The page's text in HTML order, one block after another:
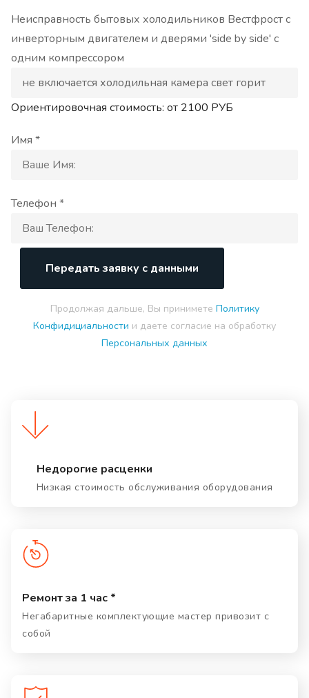
Неисправность бытовых холодильников Вестфрост с
инверторным двигателем и дверями 'side by side' с
одним компрессором
Ориентировочная стоимость: от 2100 РУБ
Имя *
Телефон *
Передать заявку с данными
Продолжая дальше, Вы принимете Политику
Конфидициальности и даете согласие на обработку
Персональных данных
Недорогие расценки
Низкая стоимость обслуживания оборудования
Ремонт за 1 час *
Негабаритные комплектующие мастер привозит с
собой